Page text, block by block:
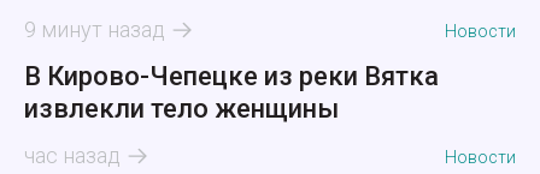
9 минут назад Новости
В Кирово-Чепецке из реки Вятка
извлекли тело женщины
час назад Новости